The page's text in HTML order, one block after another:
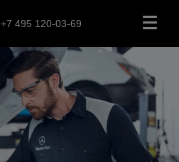
+7 495 120-03-69